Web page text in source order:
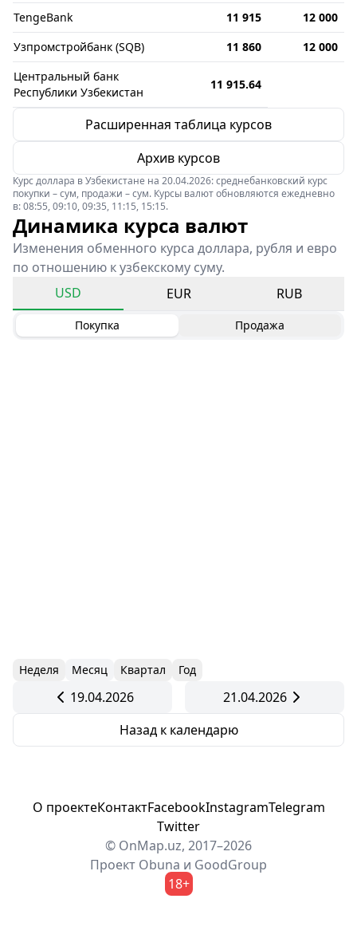
TengeBank
11 915
12 000
Узпромстройбанк (SQB)
11 860
12 000
Центральный банк
Республики Узбекистан
11 915.64
Расширенная таблица курсов
Архив курсов
Курс доллара в Узбекистане на 20.04.2026: среднебанковский курс
покупки – сум, продажи – сум. Курсы валют обновляются ежедневно
в: 08:55, 09:10, 09:35, 11:15, 15:15.
Динамика курса валют
Изменения обменного курса доллара, рубля и евро
по отношению к узбекскому суму.
USD
EUR RUB
Покупка Продажа
Неделя Месяц Квартал Год
19.04.2026
21.04.2026
Назад к календарю
О проектеКонтактFacebookInstagramTelegram
Twitter
© OnMap.uz, 2017–2026
Проект Obuna и GoodGroup
18+